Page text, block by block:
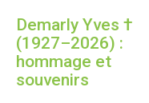
Demarly Yves †
(1927–2026) :
hommage et
souvenirs